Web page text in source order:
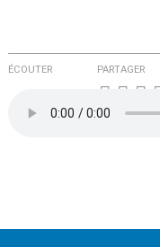
ÉCOUTER PARTAGER